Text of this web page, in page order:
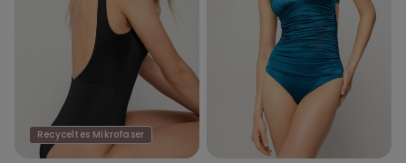
Recyceltes Mikrofaser